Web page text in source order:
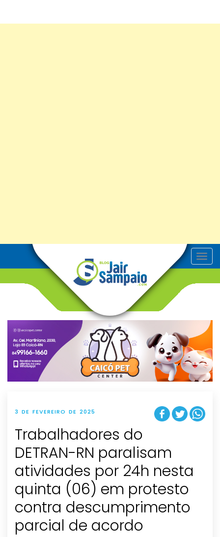
T
o
v
g
t
i
o
n
3 DE FEVEREIRO DE 2025
Trabalhadores do
DETRAN-RN paralisam
atividades por 24h nesta
quinta (06) em protesto
contra descumprimento
parcial de acordo